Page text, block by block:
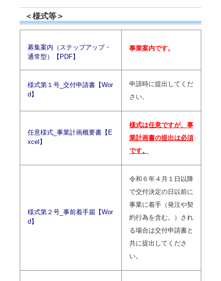
＜様式等＞
募集案内（ステップアップ・
通常型）【PDF】
事業案内です。
様式第１号_交付申請書【Wor
d】
申請時に提出してくだ
さい。
任意様式_事業計画概要書【E
xcel】
様式は任意ですが、事
業計画書の提出は必須
です。
様式第２号_事前着手届【Wor
d】
令和６年４月１日以降
で交付決定の日以前に
事業に着手（発注や契
約行為を含む。）され
る場合は交付申請書と
共に提出してくださ
い。